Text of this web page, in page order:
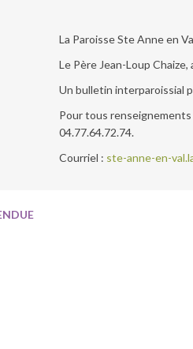
La Paroisse Ste Anne en
Le Père Jean-Loup
Un bulletin interparoissial
Pour tous
04.77.64.72.74.
Courriel : ste-anne-en-